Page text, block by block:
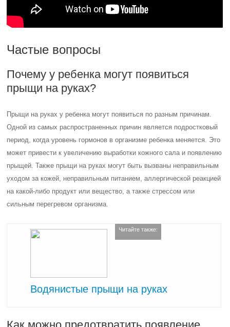
Частые вопросы
Почему у ребенка могут появиться
прыщи на руках?
Прыщи на руках у ребенка могут появиться по разным причинам.
Одной из самых распространенных причин является подростковый
период, когда уровень гормонов в организме ребенка меняется. Это
может привести к увеличению выработки кожного сала и появлению
прыщей. Также прыщи на руках могут быть вызваны неправильным
уходом за кожей, неправильным питанием, аллергической реакцией
на какой-либо продукт или вещество, а также стрессом или
сильным перегревом организма.
Читайте также:
Водянистые прыщи на руках